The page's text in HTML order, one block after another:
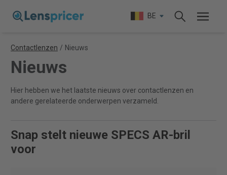
BE
Contactlenzen / Nieuws
Nieuws
Hier hebben we het laatste nieuws over contactlenzen en
andere gerelateerde onderwerpen verzameld.
Snap stelt nieuwe SPECS AR-bril
voor